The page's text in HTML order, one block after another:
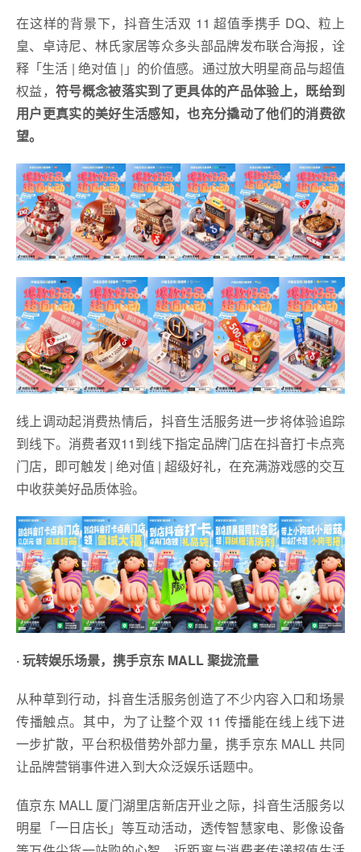
在这样的背景下，抖音生活双 11 超值季携手 DQ、粒上
皇、卓诗尼、林氏家居等众多头部品牌发布联合海报，诠
释「生活 | 绝对值 |」的价值感。通过放大明星商品与超值
权益， 符号概念被落实到了更具体的产品体验上，既给到
用户更真实的美好生活感知，也充分撬动了他们的消费欲
望。
线上调动起消费热情后，抖音生活服务进一步将体验追踪
到线下。消费者双11到线下指定品牌门店在抖音打卡点亮
门店，即可触发 | 绝对值 | 超级好礼，在充满游戏感的交互
中收获美好品质体验。
· 玩转娱乐场景，携手京东 MALL 聚拢流量
从种草到行动，抖音生活服务创造了不少内容入口和场景
传播触点。其中，为了让整个双 11 传播能在线上线下进
一步扩散，平台积极借势外部力量，携手京东 MALL 共同
让品牌营销事件进入到大众泛娱乐话题中。
值京东 MALL 厦门湖里店新店开业之际，抖音生活服务以
明星「一日店长」等互动活动，透传智慧家电、影像设备